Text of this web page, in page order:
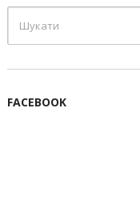
FACEBOOK